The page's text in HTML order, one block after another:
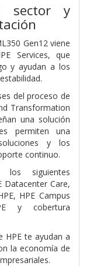
sector y
Gen12 viene
Services, que
y ayudan a los
del proceso de
Transformation
una solución
permiten una
y los
continuo.
los siguientes
Datacenter Care,
HPE Campus
y cobertura
HPE te ayudan a
la economía de